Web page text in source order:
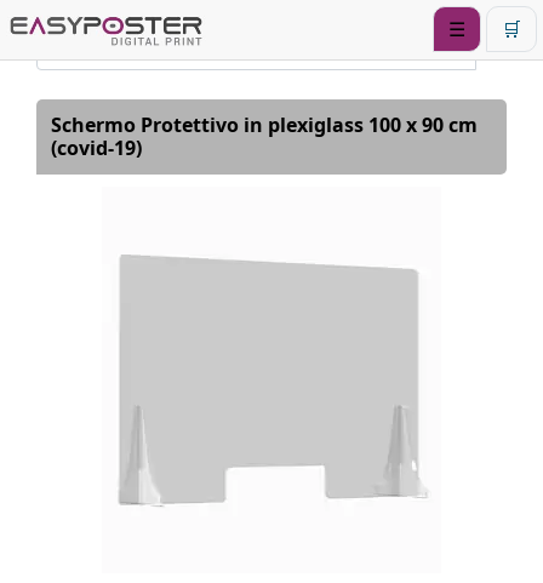
☰ 🛒
Schermo Protettivo in plexiglass 100 x 90 cm
(covid-19)